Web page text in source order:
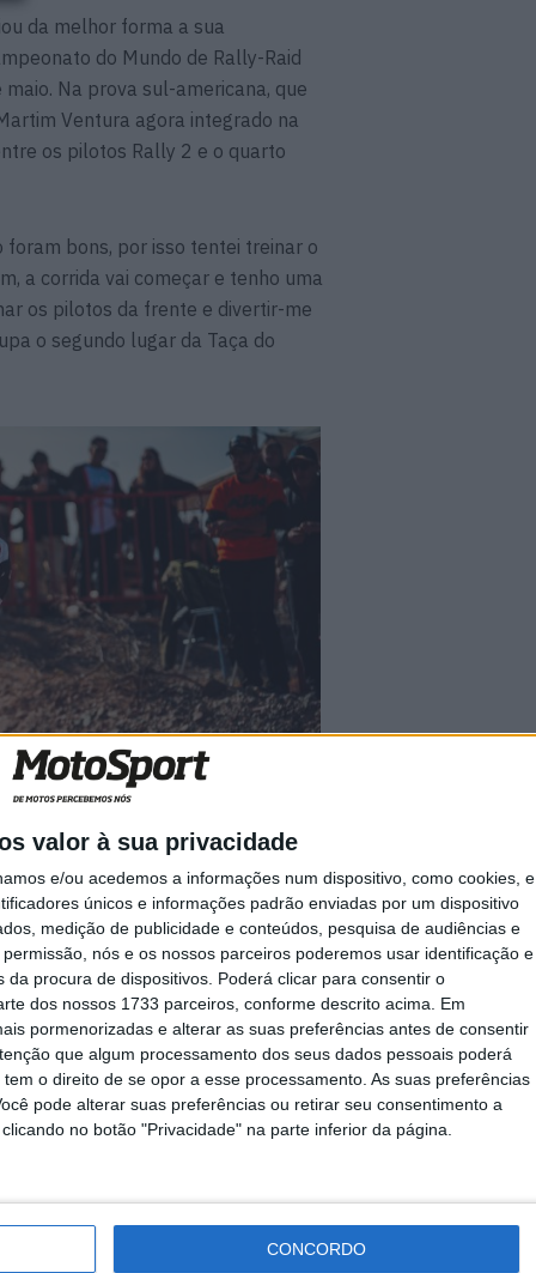
valor à sua privacidade
e/ou acedemos a informações num dispositivo, como cookies, e
únicos e informações padrão enviadas por um dispositivo
medição de publicidade e conteúdos, pesquisa de audiências e
nós e os nossos parceiros poderemos usar identificação e
procura de dispositivos. Poderá clicar para consentir o
dos nossos 1733 parceiros, conforme descrito acima. Em
pormenorizadas e alterar as suas preferências antes de consentir
que algum processamento dos seus dados pessoais poderá
o direito de se opor a esse processamento. As suas preferências
pode alterar suas preferências ou retirar seu consentimento a
no botão "Privacidade" na parte inferior da página.
CONCORDO
da melhor forma a sua
do Mundo de Rally-Raid
Na prova sul-americana, que
Ventura agora integrado na
os pilotos Rally 2 e o quarto
bons, por isso tentei treinar o
a corrida vai começar e tenho uma
os pilotos da frente e divertir-me
o segundo lugar da Taça do
variedade de terrenos, paisagens e
Com as montanhas dos Andes
desfiladeiros antes de entrar
história em Silverstone com
pole e recorde absoluto